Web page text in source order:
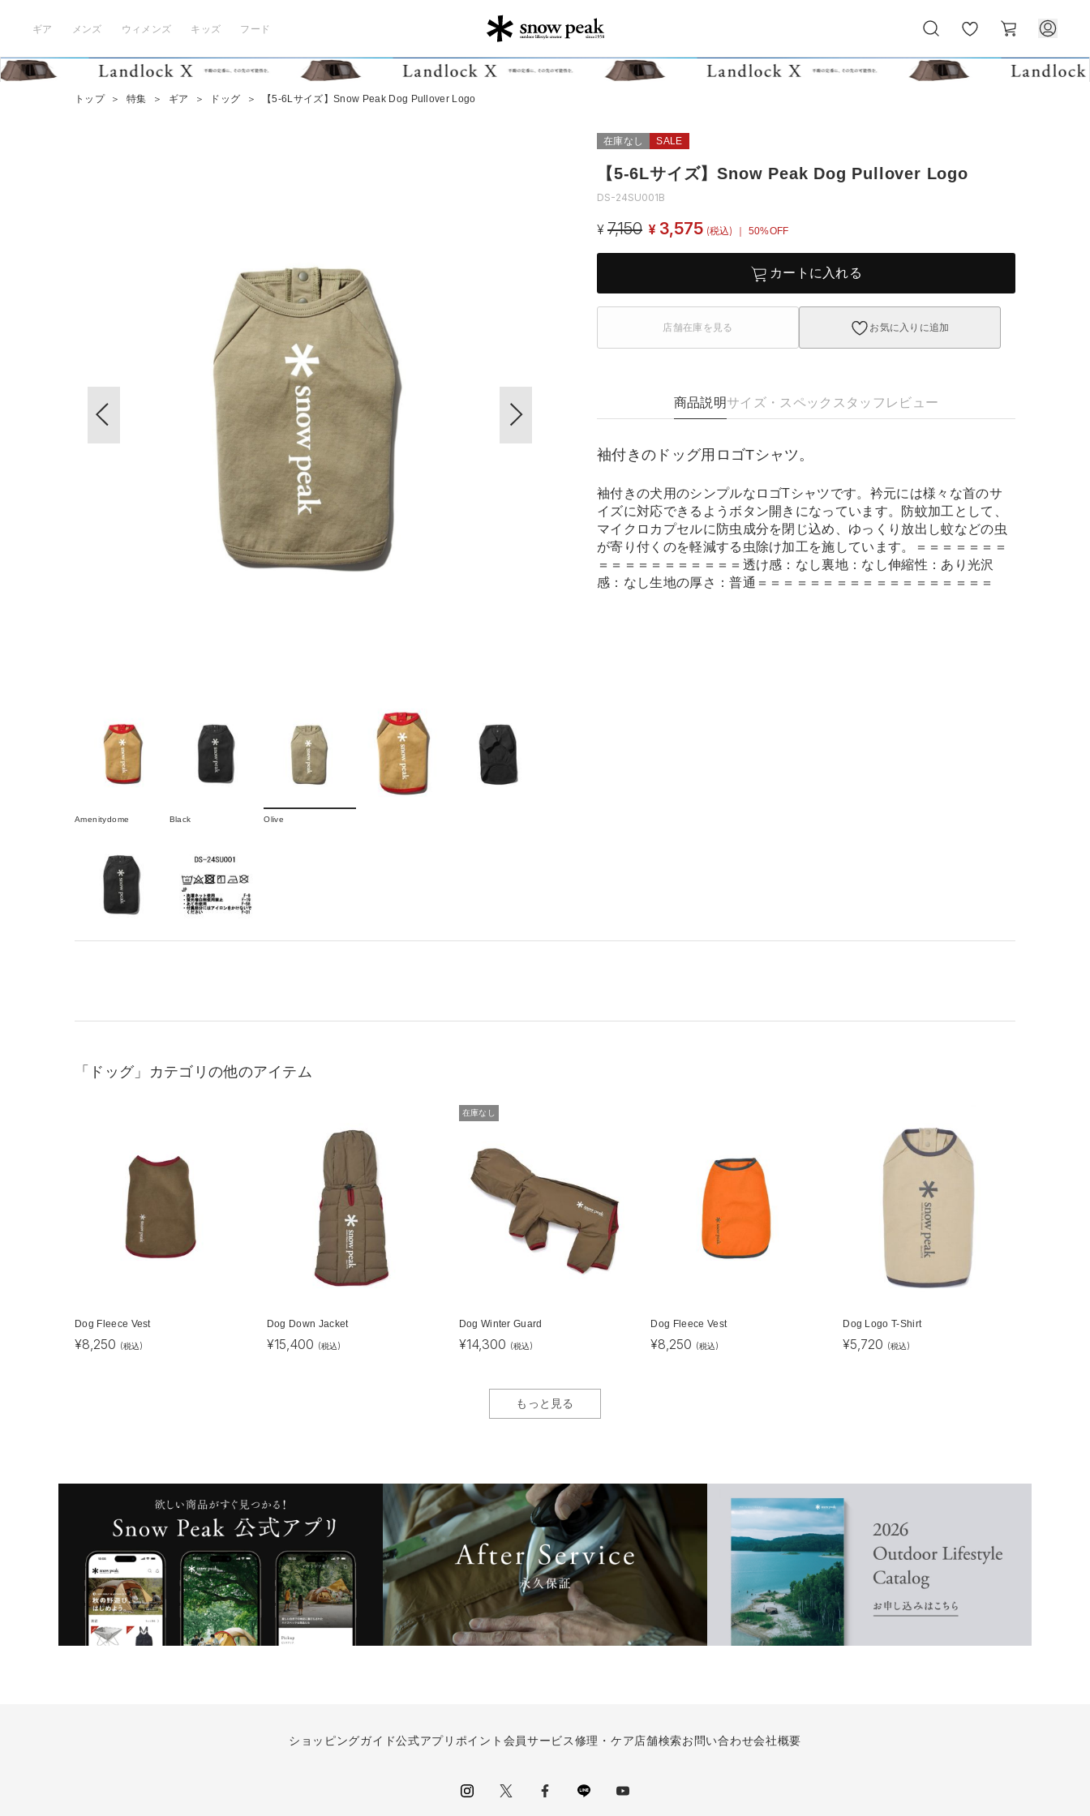
ギア メンズ ウィメンズ キッズ フード
気
に
ー
ト
トップ ＞ 特集 ＞ ギア ＞ ドッグ ＞ 【5-6Lサイズ】Snow Peak Dog Pullover Logo
Amenitydome Black Olive
在庫なし SALE
【5-6Lサイズ】Snow Peak Dog Pullover Logo
DS-24SU001B
¥ 7,150 ¥ 3,575 (税込) ｜ 50%OFF
カートに入れる
店舗在庫を見る お気に入りに追加
商品説明サイズ・スペック スタッフレビュー
袖付きのドッグ用ロゴTシャツ。
袖付きの犬用のシンプルなロゴTシャツです。衿元には様々な首のサ
イズに対応できるようボタン開きになっています。防蚊加工として、
マイクロカプセルに防虫成分を閉じ込め、ゆっくり放出し蚊などの虫
が寄り付くのを軽減する虫除け加工を施しています。＝＝＝＝＝＝＝
＝＝＝＝＝＝＝＝＝＝＝透け感：なし裏地：なし伸縮性：あり光沢
感：なし生地の厚さ：普通＝＝＝＝＝＝＝＝＝＝＝＝＝＝＝＝＝＝
「ドッグ」カテゴリの他のアイテム
Dog Fleece Vest
¥8,250 (税込)
Dog Down Jacket
¥15,400 (税込)
在庫なし
Dog Winter Guard
¥14,300 (税込)
Dog Fleece Vest
¥8,250 (税込)
Dog Logo T-Shirt
¥5,720 (税込)
もっと見る
ショッピングガイド公式アプリ ポイント会員サービス修理・ケア店舗検索お問い合わせ会社概要